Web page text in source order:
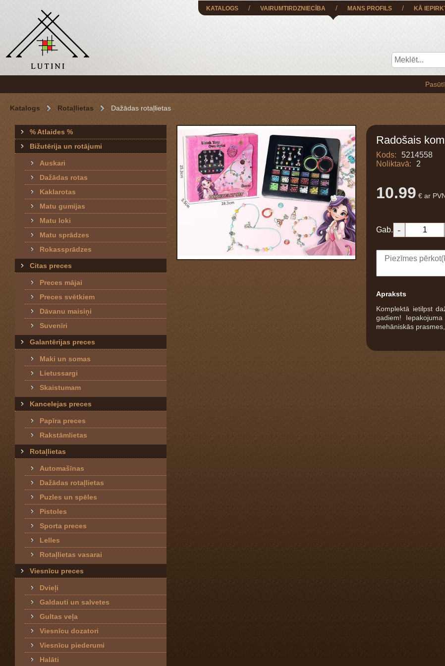
KATALOGS / VAIRUMTIRDZNIECĪBA / MANS PROFILS / KĀ
Pasūtījumu
Katalogs Rotaļlietas Dažādas rotaļlietas
% Atlaides %
Bižutērija un rotājumi
Auskari
Dažādas rotas
Kaklarotas
Matu gumijas
Matu loki
Matu sprādzes
Rokassprādzes
Citas preces
Preces mājai
Preces svētkiem
Dāvanu maisiņi
Suvenīri
Galantērijas preces
Maki un somas
Lietussargi
Skaistumam
Kancelejas preces
Papīra preces
Rakstāmlietas
Rotaļlietas
Automašīnas
Dažādas rotaļlietas
Puzles un spēles
Pistoles
Sporta preces
Lelles
Rotaļlietas vasarai
Viesnīcu preces
Dvieļi
Galdauti un salvetes
Gultas veļa
Viesnīcu dozatori
Viesnīcu piederumi
Halāti
1
Radošais
Kods:
5214558
Noliktavā:
2
10.99 € ar
Gab. -
Apraksts
Komplektā ietilpst
gadiem!
mehāniskās